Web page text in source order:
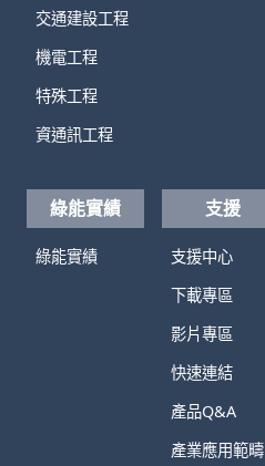
交通建設工程
機電工程
特殊工程
資通訊工程
綠能實績
綠能實績
支援
支援中心
下載專區
影片專區
快速連結
產品Q&A
產業應用範疇